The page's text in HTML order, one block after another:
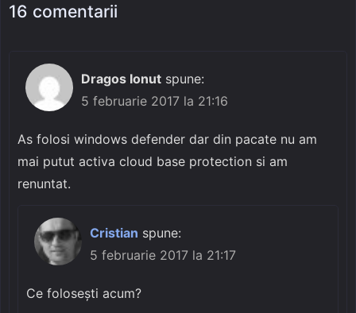
16 comentarii
Dragos Ionut spune:
5 februarie 2017 la 21:16
As folosi windows defender dar din pacate nu am
mai putut activa cloud base protection si am
renuntat.
Cristian spune:
5 februarie 2017 la 21:17
Ce folosești acum?